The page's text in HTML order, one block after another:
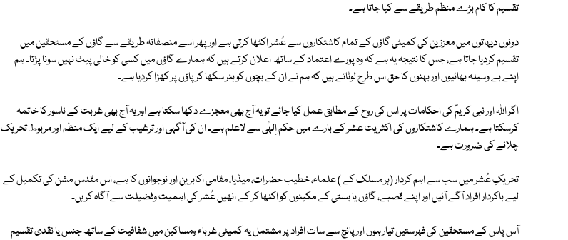
تقسیم کا کام بڑے منظم طریقے سے کیا جاتا ہے۔
دونوں دیہاتوں میں معززین کی کمیٹی گاؤں کے تمام کاشتکاروں سے عُشر اکٹھا کرتی ہے اور پھر اسے منصفانہ طریقے سے گاؤں کے مستحقین میں
تقسیم کردیا جاتا ہے، جس کا نتیجہ یہ ہے کہ وہ پورے اعتماد کے ساتھ اعلان کرتے ہیں کہ ہمارے گاؤں میں کسی کو خالی پیٹ نہیں سونا پڑتا۔ ہم
اپنے بے وسیلہ بھائیوں اور بہنوں کا حق اس طرح لوٹاتے ہیں کہ ہم نے ان کے بچوں کو ہنر سکھا کر پاؤں پر کھڑا کردیا ہے۔
اگر اﷲ اور نبی کریمؐ کی احکامات پر اس کی روح کے مطابق عمل کیا جائے تو یہ آج بھی معجزے دکھا سکتا ہے اور یہ آج بھی غربت کے ناسور کا خاتمہ
کرسکتا ہے۔ ہمارے کاشتکاروں کی اکثریت عشر کے بارے میں حکم اِلہٰی سے لاعلم ہے۔ ان کی آگہی اور ترغیب کے لیے ایک منظم اور مربوط تحریک
چلانے کی ضرورت ہے۔
تحریکِ عُشر میں سب سے اہم کردار (ہر مسلک کے ) علماء، خطیب حضرات، میڈیا، مقامی اکابرین اور نوجوانوں کا ہے، اس مقدس مشن کی تکمیل کے
لیے باکردار افراد آگے آئیں اور اپنے قصبے، گاؤں یا بستی کے مکینوں کو اکٹھا کر کے انھیں عُشر کی اہمیت وفضیلت سے آگاہ کریں۔
آس پاس کے مستحقین کی فہرستیں تیار ہوں اور پانچ سے سات افراد پر مشتمل یہ کمیٹی غرباء ومساکین میں شفافیت کے ساتھ جنس یا نقدی تقسیم